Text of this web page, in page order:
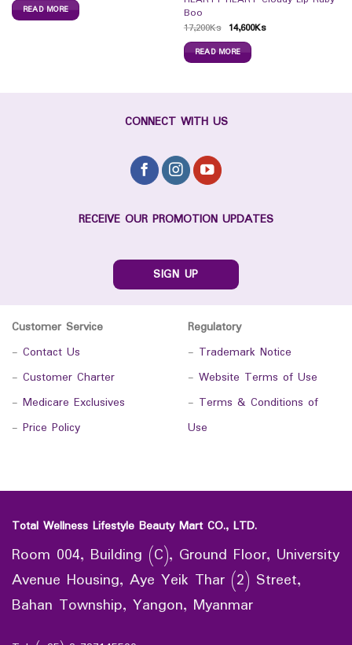
READ MORE
Boo
17,200Ks 14,600Ks
READ MORE
CONNECT WITH US
RECEIVE OUR PROMOTION UPDATES
SIGN UP
Customer Service
- Contact Us
- Customer Charter
- Medicare Exclusives
- Price Policy
Regulatory
- Trademark Notice
- Website Terms of Use
- Terms & Conditions of
Use
Total Wellness Lifestyle Beauty Mart CO., LTD.
Room 004, Building (C), Ground Floor, University
Avenue Housing, Aye Yeik Thar (2) Street,
Bahan Township, Yangon, Myanmar